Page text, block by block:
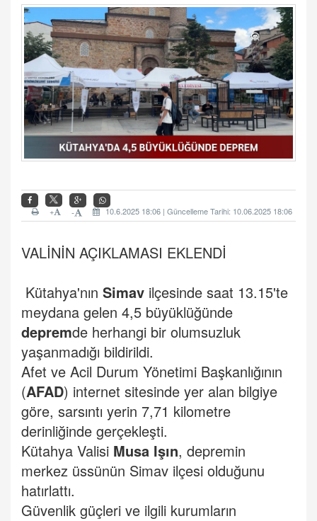
10.6.2025 18:06 | Güncelleme Tarihi: 10.06.2025 18:06
-
+
VALİNİN AÇIKLAMASI EKLENDİ
Kütahya'nın Simav ilçesinde saat 13.15'te
meydana gelen 4,5 büyüklüğünde
depremde herhangi bir olumsuzluk
yaşanmadığı bildirildi.
Afet ve Acil Durum Yönetimi Başkanlığının
(AFAD) internet sitesinde yer alan bilgiye
göre, sarsıntı yerin 7,71 kilometre
derinliğinde gerçekleşti.
Kütahya Valisi Musa Işın, depremin
merkez üssünün Simav ilçesi olduğunu
hatırlattı.
Güvenlik güçleri ve ilgili kurumların